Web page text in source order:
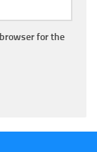
for the